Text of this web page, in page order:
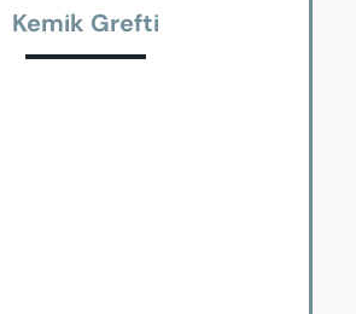
Kemik Grefti